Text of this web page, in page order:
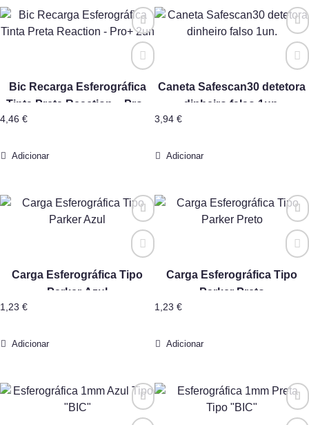
Bic Recarga Esferográfica
Tinta Preta Reaction – Pro+
4,46 €
Adicionar
Caneta Safescan30 detetora
dinheiro falso 1un.
3,94 €
Adicionar
Carga Esferográfica Tipo
Parker Azul
1,23 €
Adicionar
Carga Esferográfica Tipo
Parker Preto
1,23 €
Adicionar